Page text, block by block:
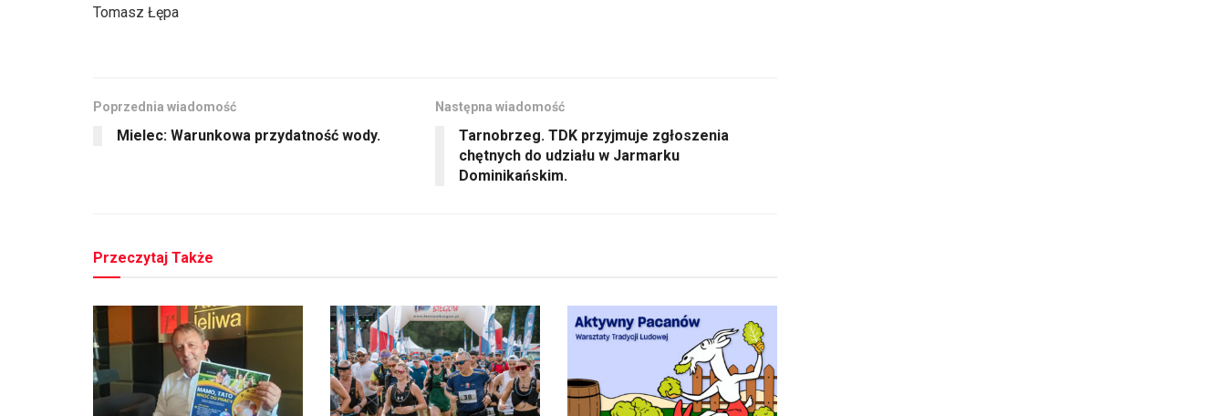
zmniejszyć
Tomasz Łępa
Poprzednia wiadomość
Mielec: Warunkowa przydatność wody.
Następna wiadomość
Tarnobrzeg. TDK przyjmuje zgłoszenia
chętnych do udziału w Jarmarku
Dominikańskim.
Przeczytaj Także